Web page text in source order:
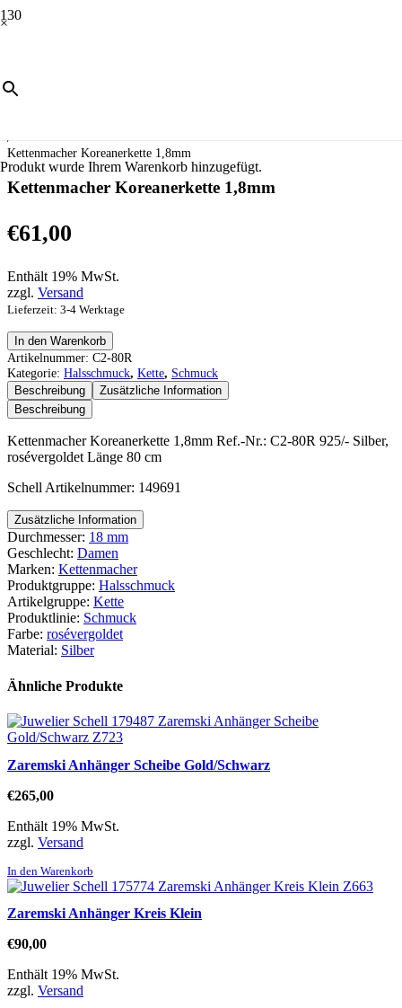
×
Produkt wurde Ihrem Warenkorb hinzugefügt.
Halsschmuck
/
Kettenmacher Koreanerkette 1,8mm
Kettenmacher Koreanerkette 1,8mm
€61,00
Enthält 19% MwSt.
zzgl. Versand
Lieferzeit: 3-4 Werktage
Kettenmacher
Koreanerkette
1,8mm
Menge
In den Warenkorb
Artikelnummer: C2-80R
Kategorie: Halsschmuck, Kette, Schmuck
Beschreibung
Zusätzliche Information
Beschreibung
Kettenmacher Koreanerkette 1,8mm Ref.-Nr.: C2-80R 925/- Silber,
rosévergoldet Länge 80 cm
Schell Artikelnummer: 149691
Zusätzliche Information
Durchmesser: 18 mm
Geschlecht: Damen
Marken: Kettenmacher
Produktgruppe: Halsschmuck
Artikelgruppe: Kette
Produktlinie: Schmuck
Farbe: rosévergoldet
Material: Silber
Ähnliche Produkte
Zaremski Anhänger Scheibe Gold/Schwarz
€265,00
Enthält 19% MwSt.
zzgl. Versand
In den Warenkorb
Zaremski Anhänger Kreis Klein
€90,00
Enthält 19% MwSt.
zzgl. Versand